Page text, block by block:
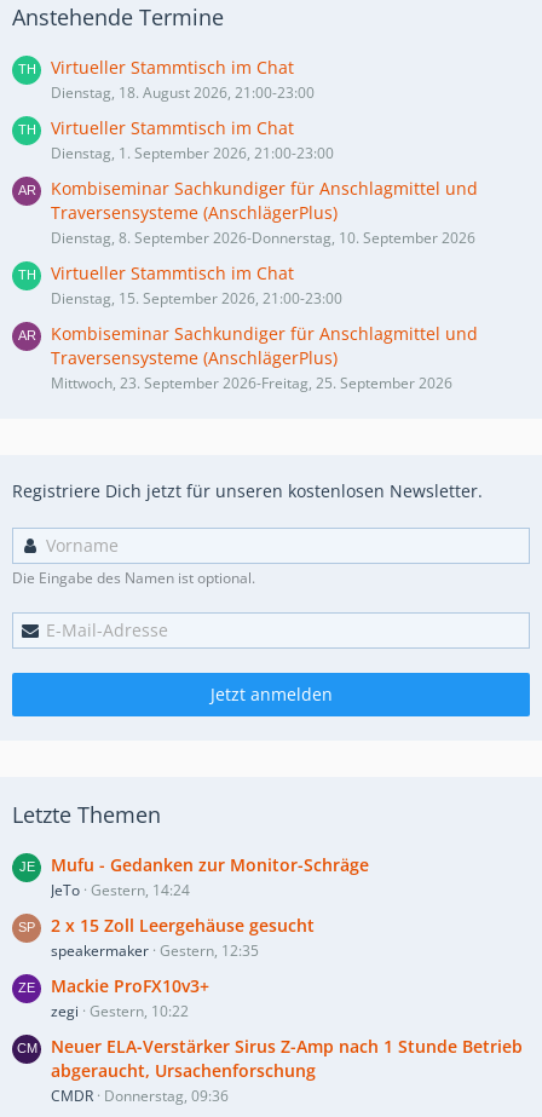
Anstehende Termine
Virtueller Stammtisch im Chat
Dienstag, 18. August 2026, 21:00-23:00
Virtueller Stammtisch im Chat
Dienstag, 1. September 2026, 21:00-23:00
Kombiseminar Sachkundiger für Anschlagmittel und
Traversensysteme (AnschlägerPlus)
Dienstag, 8. September 2026-Donnerstag, 10. September 2026
Virtueller Stammtisch im Chat
Dienstag, 15. September 2026, 21:00-23:00
Kombiseminar Sachkundiger für Anschlagmittel und
Traversensysteme (AnschlägerPlus)
Mittwoch, 23. September 2026-Freitag, 25. September 2026
Registriere Dich jetzt für unseren kostenlosen Newsletter.
Die Eingabe des Namen ist optional.
Jetzt anmelden
Letzte Themen
Mufu - Gedanken zur Monitor-Schräge
JeTo Gestern, 14:24
2 x 15 Zoll Leergehäuse gesucht
speakermaker Gestern, 12:35
Mackie ProFX10v3+
zegi Gestern, 10:22
Neuer ELA-Verstärker Sirus Z-Amp nach 1 Stunde Betrieb
abgeraucht, Ursachenforschung
CMDR Donnerstag, 09:36